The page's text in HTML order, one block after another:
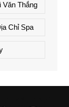
Văn Thắng
Chỉ Spa